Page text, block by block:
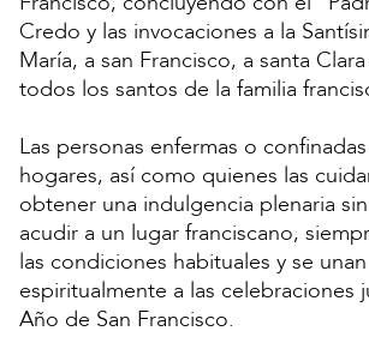
Credo y las invocaciones a la
María, a san Francisco, a santa
todos los santos de la familia
Las personas enfermas o
hogares, así como quienes las
obtener una indulgencia plenaria
acudir a un lugar franciscano,
las condiciones habituales y se unan
espiritualmente a las celebraciones
Año de San Francisco.